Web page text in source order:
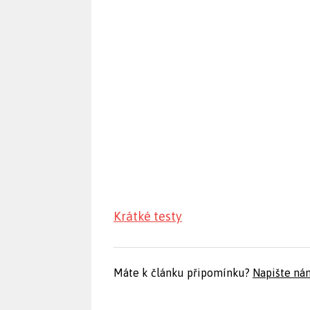
Krátké testy
Máte k článku připomínku? Napište